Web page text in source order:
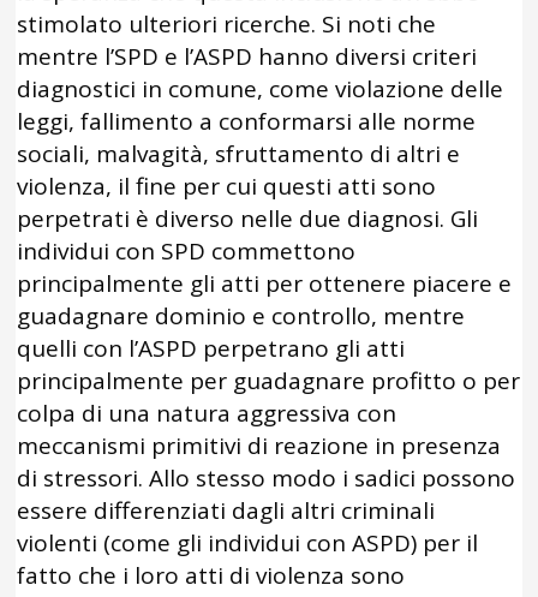
stimolato ulteriori ricerche. Si noti che
mentre l’SPD e l’ASPD hanno diversi criteri
diagnostici in comune, come violazione delle
leggi, fallimento a conformarsi alle norme
sociali, malvagità, sfruttamento di altri e
violenza, il fine per cui questi atti sono
perpetrati è diverso nelle due diagnosi. Gli
individui con SPD commettono
principalmente gli atti per ottenere piacere e
guadagnare dominio e controllo, mentre
quelli con l’ASPD perpetrano gli atti
principalmente per guadagnare profitto o per
colpa di una natura aggressiva con
meccanismi primitivi di reazione in presenza
di stressori. Allo stesso modo i sadici possono
essere differenziati dagli altri criminali
violenti (come gli individui con ASPD) per il
fatto che i loro atti di violenza sono